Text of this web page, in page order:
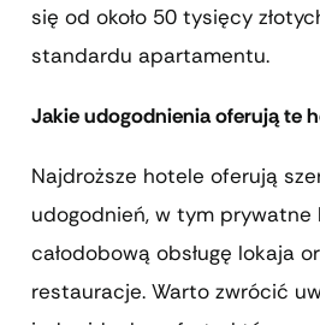
się od około 50 tysięcy
standardu apartamentu.
Jakie udogodnienia oferują te
Najdroższe hotele oferują
udogodnień, w tym prywatne
całodobową obsługę lokaja
restauracje. Warto zwrócić